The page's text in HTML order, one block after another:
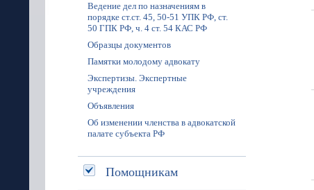
Ведение дел по назначениям в
порядке ст.ст. 45, 50-51 УПК РФ, ст.
50 ГПК РФ, ч. 4 ст. 54 КАС РФ
Образцы документов
Памятки молодому адвокату
Экспертизы. Экспертные
учреждения
Объявления
Об изменении членства в адвокатской
палате субъекта РФ
Помощникам